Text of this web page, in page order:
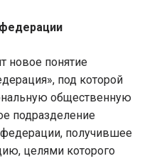
новое понятие
под которой
общественную
подразделение
получившее
целями которого